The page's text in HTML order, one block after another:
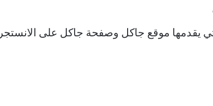
يقدمها موقع جاكل وصفحة جاكل على